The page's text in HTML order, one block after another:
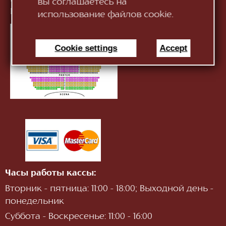
вы соглашаетесь на
использование файлов cookie.
Cookie settings Accept
Информация:infotnob2@gmail.com
Часы работы кассы:
Вторник - пятница: 11:00 - 18:00; Выходной день -
понедельник
Суббота - Воскресенье: 11:00 - 16:00